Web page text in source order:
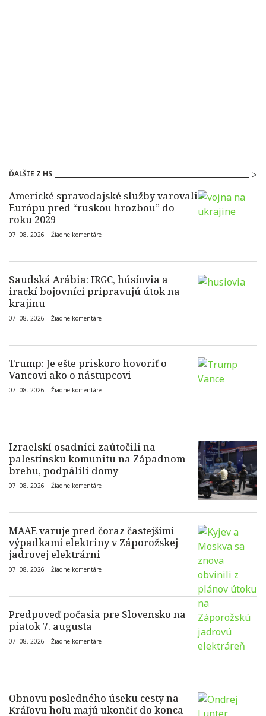
ĎALŠIE Z HS
Americké spravodajské služby varovali
Európu pred “ruskou hrozbou” do
roku 2029
07. 08. 2026 | Žiadne komentáre
Saudská Arábia: IRGC, húsíovia a
irackí bojovníci pripravujú útok na
krajinu
07. 08. 2026 | Žiadne komentáre
Trump: Je ešte priskoro hovoriť o
Vancovi ako o nástupcovi
07. 08. 2026 | Žiadne komentáre
Izraelskí osadníci zaútočili na
palestínsku komunitu na Západnom
brehu, podpálili domy
07. 08. 2026 | Žiadne komentáre
MAAE varuje pred čoraz častejšími
výpadkami elektriny v Záporožskej
jadrovej elektrárni
07. 08. 2026 | Žiadne komentáre
Predpoveď počasia pre Slovensko na
piatok 7. augusta
07. 08. 2026 | Žiadne komentáre
Obnovu posledného úseku cesty na
Kráľovu hoľu majú ukončiť do konca